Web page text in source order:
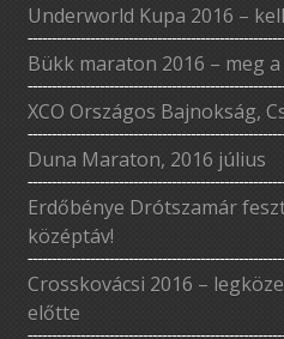
Underworld Kupa 2016 –
Bükk maraton 2016 – meg
XCO Országos Bajnokság,
Duna Maraton, 2016 július
Erdőbénye Drótszamár
középtáv!
Crosskovácsi 2016 –
előtte